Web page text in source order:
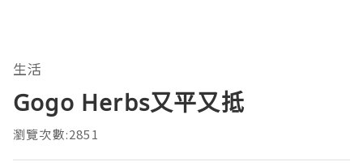
生活
Gogo Herbs又平又抵
瀏覽次數:2851